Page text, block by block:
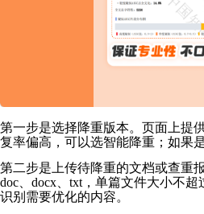
第一步是选择降重版本。页面上提
复率偏高，可以选智能降重；如果
第二步是上传待降重的文档或查重
doc、docx、txt，单篇文件大小不
识别需要优化的内容。